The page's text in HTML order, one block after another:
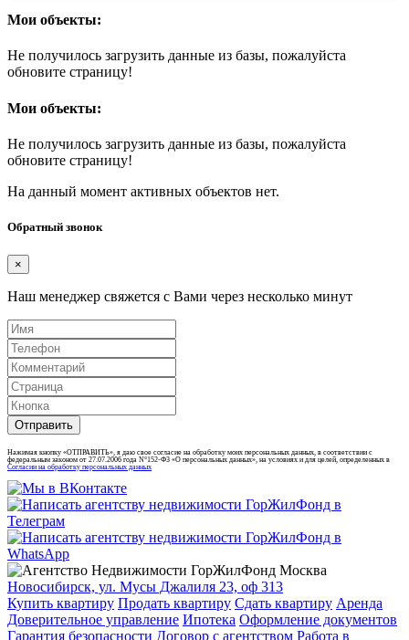
Мои объекты:
Не получилось загрузить данные из базы, пожалуйста
обновите страницу!
Мои объекты:
Не получилось загрузить данные из базы, пожалуйста
обновите страницу!
На данный момент активных объектов нет.
Обратный звонок
×
Наш менеджер свяжется с Вами через несколько минут
Отправить
Нажимая кнопку «ОТПРАВИТЬ», я даю свое согласие на обработку моих персональных данных, в соответствии с
федеральным законом от 27.07.2006 года N°152-Ф3 «О персональных данных», на условиях и для целей, определенных в
Согласии на обработку персональных данных
Новосибирск, ул. Мусы Джалиля 23, оф 313
Купить квартиру Продать квартиру Сдать квартиру Аренда
Доверительное управление Ипотека Оформление документов
Гарантия безопасности Договор с агентством Работа в